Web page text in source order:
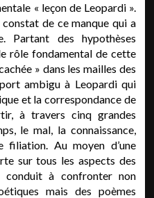
« leçon de Leopardi ».
constat de ce manque qui a
Partant des hypothèses
rôle fondamental de cette
» dans les mailles des
ambigu à Leopardi qui
et la correspondance de
à travers cinq grandes
le mal, la connaissance,
filiation. Au moyen d’une
sur tous les aspects des
à confronter non
mais des poèmes